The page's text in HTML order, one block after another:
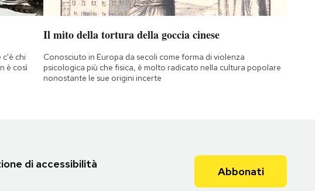
c'è chi
è così
Il mito della tortura della goccia cinese
Conosciuto in Europa da secoli come forma di violenza
psicologica più che fisica, è molto radicato nella cultura popolare
nonostante le sue origini incerte
di accessibilità
Abbonati